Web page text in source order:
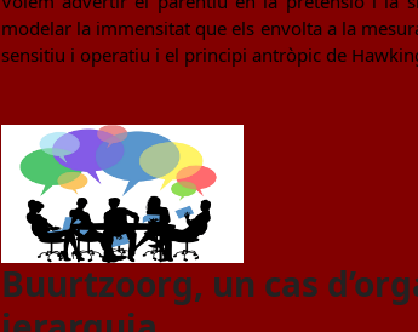
modelar la immensitat que els envolta a la
sensitiu i operatiu i el principi antròpic de
Buurtzoorg, un cas